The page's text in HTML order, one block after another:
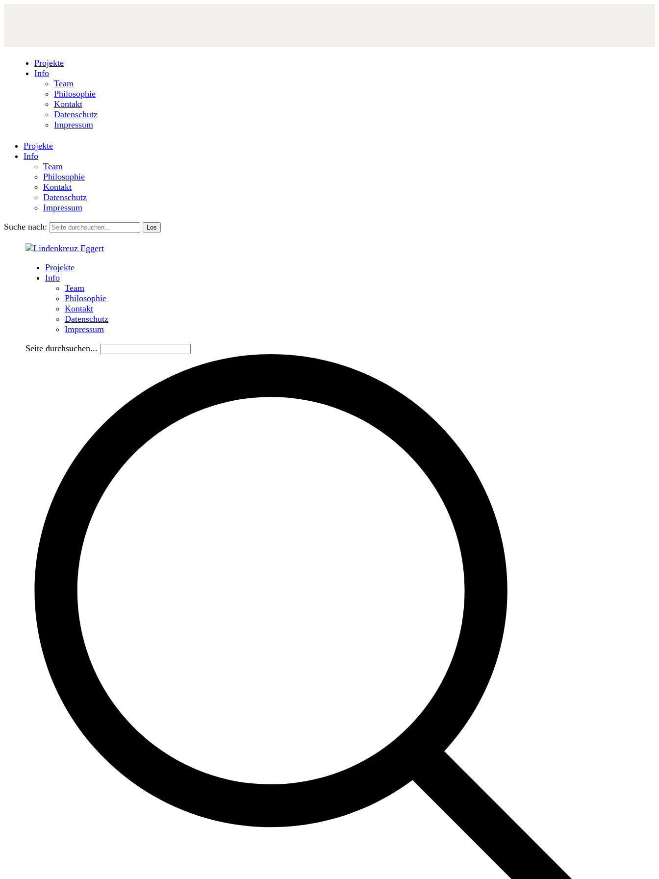
Projekte
Info
Team
Philosophie
Kontakt
Datenschutz
Impressum
Projekte
Info
Team
Philosophie
Kontakt
Datenschutz
Impressum
Suche nach:
Projekte
Info
Team
Philosophie
Kontakt
Datenschutz
Impressum
Seite durchsuchen...